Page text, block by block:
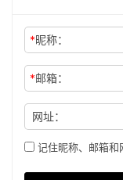
*昵称：
*邮箱：
网址：
记住昵称、邮箱和